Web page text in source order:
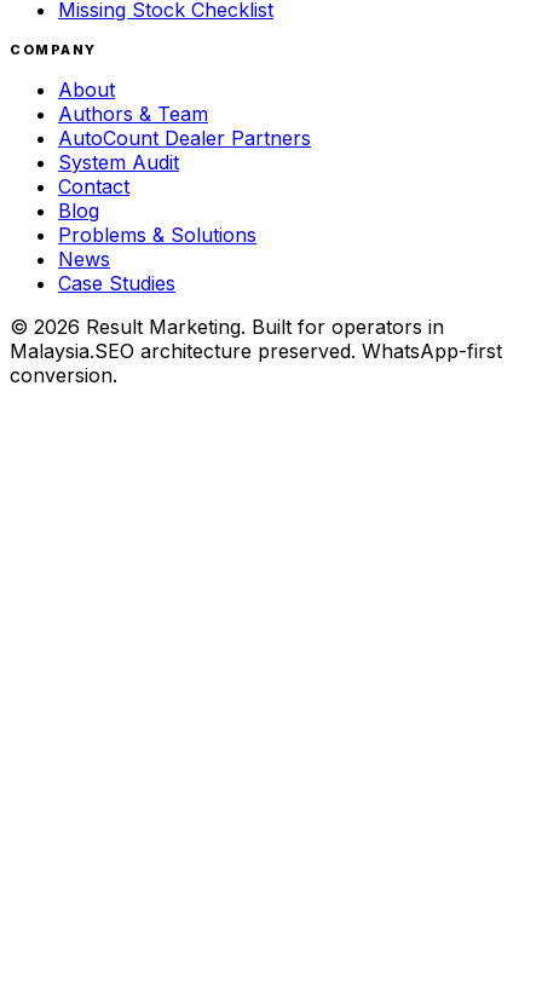
Missing Stock Checklist
COMPANY
About
Authors & Team
AutoCount Dealer Partners
System Audit
Contact
Blog
Problems & Solutions
News
Case Studies
© 2026 Result Marketing. Built for operators in
Malaysia.SEO architecture preserved. WhatsApp-first
conversion.